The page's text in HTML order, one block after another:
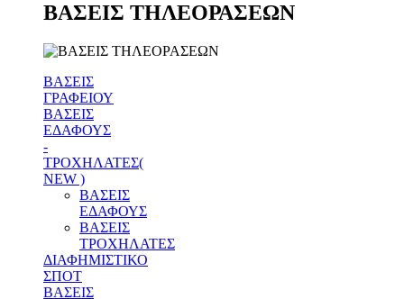
ΒΑΣΕΙΣ ΤΗΛΕΟΡΑΣΕΩΝ
ΒΑΣΕΙΣ
ΓΡΑΦΕΙΟΥ
ΒΑΣΕΙΣ
ΕΔΑΦΟΥΣ
-
ΤΡΟΧΗΛΑΤΕΣ(
NEW )
ΒΑΣΕΙΣ
ΕΔΑΦΟΥΣ
ΒΑΣΕΙΣ
ΤΡΟΧΗΛΑΤΕΣ
ΔΙΑΦΗΜΙΣΤΙΚΟ
ΣΠΟΤ
ΒΑΣΕΙΣ